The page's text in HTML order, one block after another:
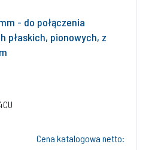
- do połączenia
płaskich, pionowych, z
Cena katalogowa netto: